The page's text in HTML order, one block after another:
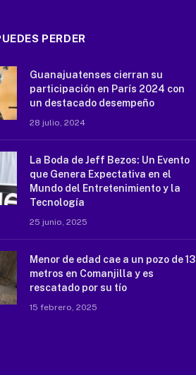
PERDER
Guanajuatenses cierran su
participación en París 2024 con
un destacado desempeño
28 julio, 2024
La Boda de Jeff Bezos: Un Evento
que Genera Expectativa en el
Mundo del Entretenimiento y la
Tecnología
25 junio, 2025
Menor de edad cae a un pozo de 13
metros en Comanjilla y es
rescatado por su tío
15 febrero, 2025